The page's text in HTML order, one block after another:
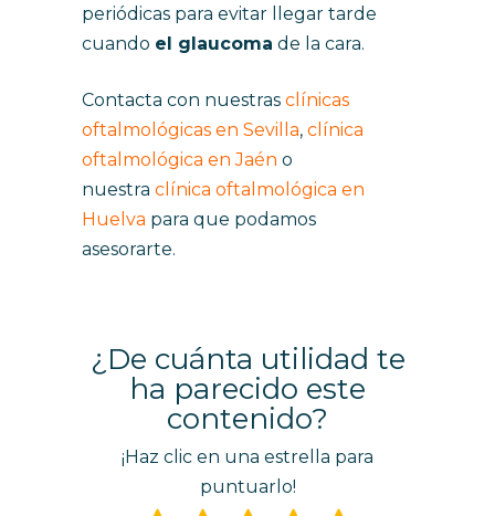
periódicas para evitar llegar tarde
cuando el glaucoma de la cara.
Contacta con nuestras clínicas
oftalmológicas en Sevilla, clínica
oftalmológica en Jaén o
nuestra clínica oftalmológica en
Huelva para que podamos
asesorarte.
¿De cuánta utilidad te
ha parecido este
contenido?
¡Haz clic en una estrella para
puntuarlo!